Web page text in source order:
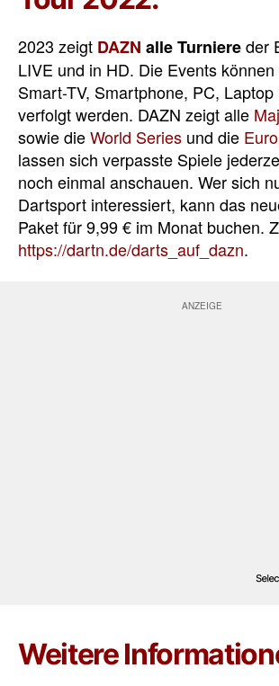
2023 zeigt DAZN alle Turniereder
LIVE und in HD. Die Events
Smart-TV, Smartphone, PC, Laptop
verfolgt werden. DAZN zeigt alle
sowie dieWorld Series und die
lassen sich verpasste Spiele
noch einmal anschauen. Wer sich
Dartsport interessiert, kann das
Paket für 9,99 € im Monat buchen.
https://dartn.de/darts_auf_dazn.
Weitere